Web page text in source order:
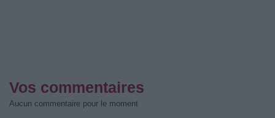
Vos commentaires
Aucun commentaire pour le moment